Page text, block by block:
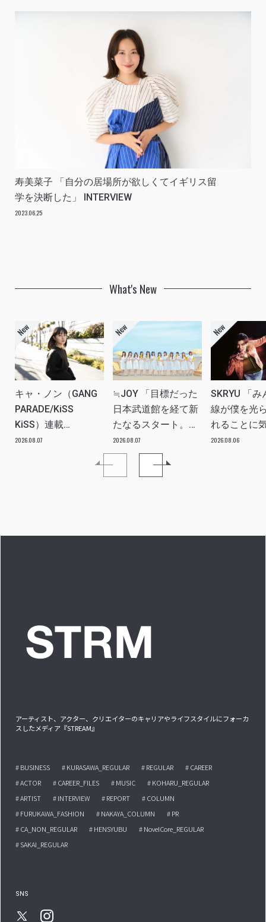
寿美菜子 「自分の居場所が欲しくてイギリス留
学を決断した」 INTERVIEW
2023.06.25
What's New
キャ・ノン（GANG
PARADE/KiSS
KiSS）連載
vol.113「読者からの
質問”のんちゃんはラ
2026.08.07
≒JOY 「目標だった
日本武道館を経て新
たなるスタート。
≒JOYにしかない魅
力を磨いていきた
2026.08.07
SKRYU 「み
線が僕を光
れることに
た」
2026.08.06
アーティスト、アクター、クリエイターのキャリアやライフスタイルにフォーカ
スしたメディア『STREAM』
# BUSINESS # KURASAWA_REGULAR # REGULAR
# CAREER
# ACTOR
# CAREER_FILES # MUSIC
# KOHARU_REGULAR
# ARTIST
# INTERVIEW # REPORT
# COLUMN
# FURUKAWA_FASHION
# NAKAYA_COLUMN
# PR
# CA_NON_REGULAR
# HENSYUBU
# NovelCore_REGULAR
# SAKAI_REGULAR
SNS